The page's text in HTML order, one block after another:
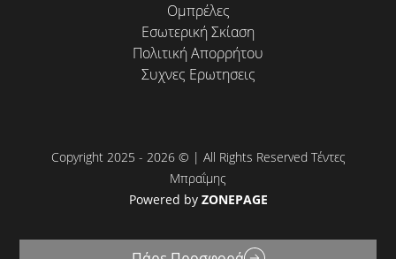
Ομπρέλες
Εσωτερική Σκίαση
Πολιτική Απορρήτου
Συχνες Ερωτησεις
Copyright 2025 - 2026 © | All Rights Reserved Τέντες
Μπραΐμης
Powered by ZONEPAGE